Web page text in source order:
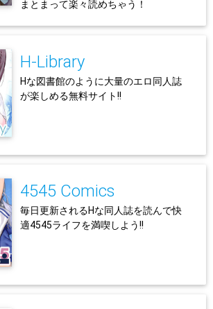
まとまって楽々読めちゃう！
H-Library
Hな図書館のように大量のエロ同人誌
が楽しめる無料サイト!!
4545 Comics
毎日更新されるHな同人誌を読んで快
適4545ライフを満喫しよう!!